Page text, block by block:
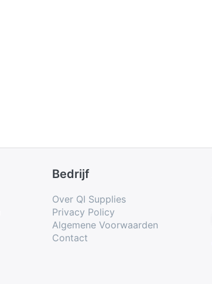
Bedrijf
Over QI Supplies
Privacy Policy
Algemene Voorwaarden
Contact